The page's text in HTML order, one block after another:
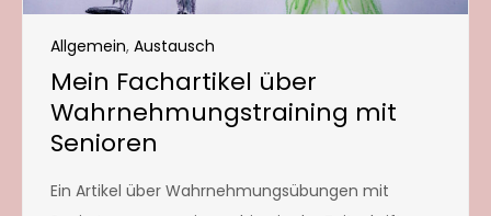
Allgemein, Austausch
Mein Fachartikel über
Wahrnehmungstraining mit
Senioren
Ein Artikel über Wahrnehmungsübungen mit